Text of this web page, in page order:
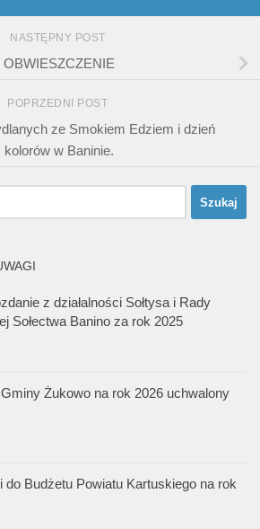
NASTĘPNY POST
OBWIESZCZENIE
POPRZEDNI POST
ze Smokiem Edziem i dzień
kolorów w Baninie.
z działalności Sołtysa i Rady
Sołectwa Banino za rok 2025
Żukowo na rok 2026 uchwalony
do Budżetu Powiatu Kartuskiego na rok